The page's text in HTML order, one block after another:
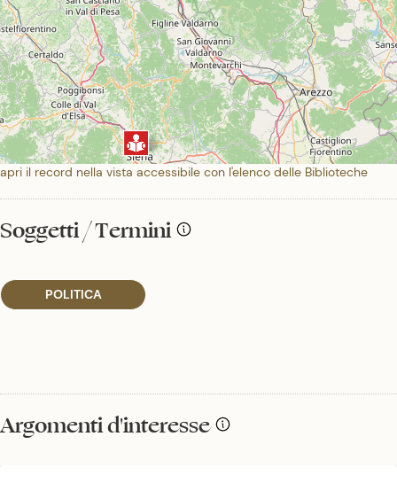
apri il record nella vista accessibile con l'elenco delle Biblioteche
Soggetti / Termini
POLITICA
Argomenti d'interesse